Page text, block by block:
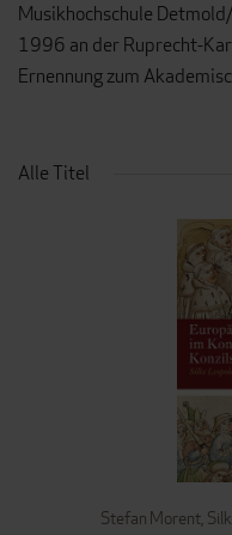
Musikhochschule
1996 an der Ruprecht-
Ernennung zum
Alle Titel
Stefan Morent,